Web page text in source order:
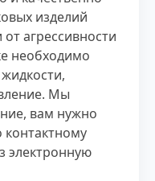
изделий
агрессивности
необходимо
Мы
вам нужно
контактному
электронную